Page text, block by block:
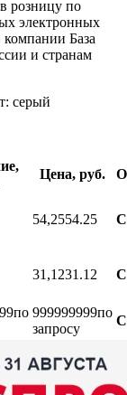
розницу по
электронных
База
и странам
серый
Цена, руб.
54,2554.25
31,1231.12
по 999999999по
запросу